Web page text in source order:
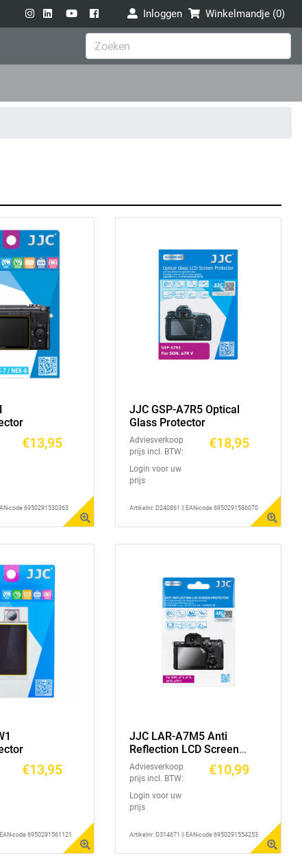
Inloggen Winkelmandje (0)
€13,95
code 6950291530363
JJC GSP-A7R5 Optical
Glass Protector
Adviesverkoop
prijs incl. BTW:
€18,95
Login voor uw
prijs
Artikelnr: D240861 || EAN-code 6950291586070
€13,95
code 6950291561121
JJC LAR-A7M5 Anti
Reflection LCD Screen
Protector
Adviesverkoop
prijs incl. BTW:
€10,99
Login voor uw
prijs
Artikelnr: D314671 || EAN-code 6950291554253